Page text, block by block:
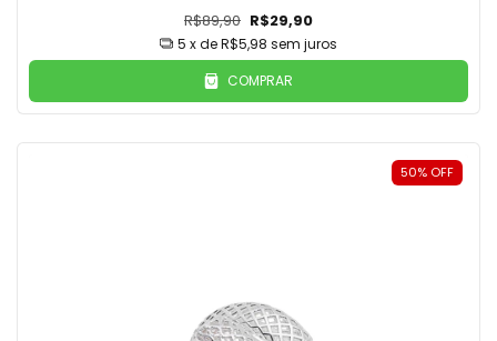
R$89,90 R$29,90
5 x deR$5,98 sem juros
COMPRAR
50% OFF